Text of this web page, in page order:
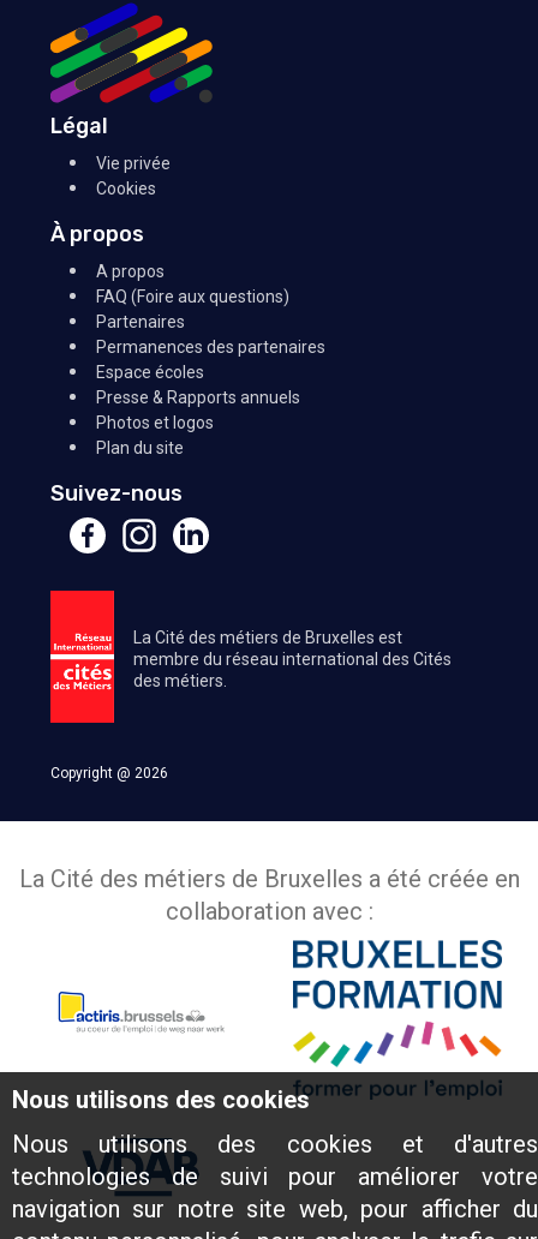
Nous utilisons des cookies
Nous utilisons des cookies et d'autres
technologies de suivi pour améliorer votre
navigation sur notre site web, pour afficher du
Légal
Vie privée
Cookies
À propos
A propos
FAQ (Foire aux questions)
Partenaires
Permanences des partenaires
Espace écoles
Presse & Rapports annuels
Photos et logos
Plan du site
Suivez-nous
La Cité des métiers de Bruxelles est
membre du réseau international des Cités
des métiers.
Copyright @ 2026
La Cité des métiers de Bruxelles a été créée en
collaboration avec :